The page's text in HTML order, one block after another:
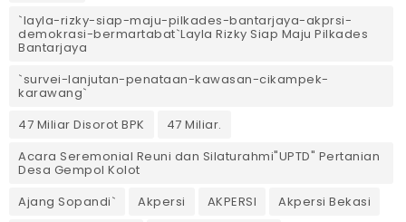
`layla-rizky-siap-maju-pilkades-bantarjaya-akprsi-
demokrasi-bermartabat`Layla Rizky Siap Maju Pilkades
Bantarjaya
`survei-lanjutan-penataan-kawasan-cikampek-
karawang`
47 Miliar Disorot BPK
47 Miliar.
Acara Seremonial Reuni dan Silaturahmi"UPTD" Pertanian
Desa Gempol Kolot
Ajang Sopandi`
Akpersi AKPERSI
Akpersi Bekasi